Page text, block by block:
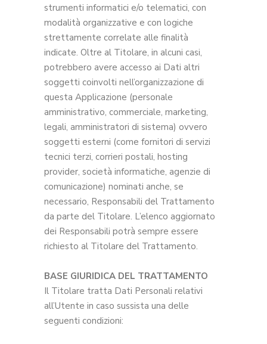
strumenti informatici e/o telematici, con
modalità organizzative e con logiche
strettamente correlate alle finalità
indicate. Oltre al Titolare, in alcuni casi,
potrebbero avere accesso ai Dati altri
soggetti coinvolti nell’organizzazione di
questa Applicazione (personale
amministrativo, commerciale, marketing,
legali, amministratori di sistema) ovvero
soggetti esterni (come fornitori di servizi
tecnici terzi, corrieri postali, hosting
provider, società informatiche, agenzie di
comunicazione) nominati anche, se
necessario, Responsabili del Trattamento
da parte del Titolare. L’elenco aggiornato
dei Responsabili potrà sempre essere
richiesto al Titolare del Trattamento.
BASE GIURIDICA DEL TRATTAMENTO
Il Titolare tratta Dati Personali relativi
all’Utente in caso sussista una delle
seguenti condizioni: